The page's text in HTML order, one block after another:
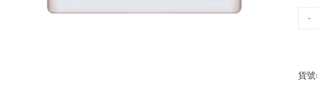
貨號: